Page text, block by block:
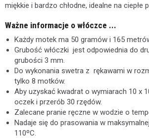
miękkie i bardzo chłodne, idealne na ciepłe
Ważne informacje o włóczce ...
Każdy motek ma 50 gramów i 165
Grubość włóczki jest odpowiednia do
grubości 3 mm.
Do wykonania swetra z rękawami w
tylko 8 motków.
Aby uzyskać kwadrat o wymiarach 10 x
oczek i przerób 30 rzędów.
Zalecane pranie ręczne w wodzie o
Nadaje się do prasowania w
110ºC.